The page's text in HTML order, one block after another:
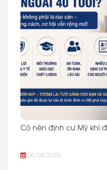
Có nên định cư Mỹ khi
06/08/2026